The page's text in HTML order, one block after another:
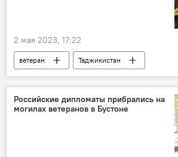
2 мая 2023, 17:22
ветеран
Таджикистан
9 мая - День Победы в Великой Отечественной
Общество
Российские дипломаты прибрались на
могилах ветеранов в Бустоне